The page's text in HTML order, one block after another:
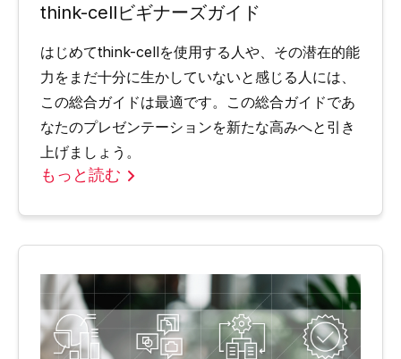
think-cellビギナーズガイド
はじめてthink-cellを使用する人や、その潜在的能
力をまだ十分に生かしていないと感じる人には、
この総合ガイドは最適です。この総合ガイドであ
なたのプレゼンテーションを新たな高みへと引き
上げましょう。
もっと読む